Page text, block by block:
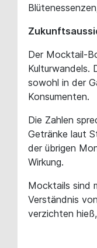
Der Mocktail-
Kulturwandels.
sowohl in der
Konsumenten.
Die Zahlen
Getränke laut
der übrigen
Wirkung.
Mocktails sind
Verständnis
verzichten